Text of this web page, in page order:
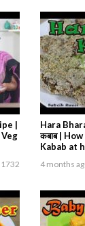
|
Veg
1732
Hara
कबाब |
Kabab at
4 months